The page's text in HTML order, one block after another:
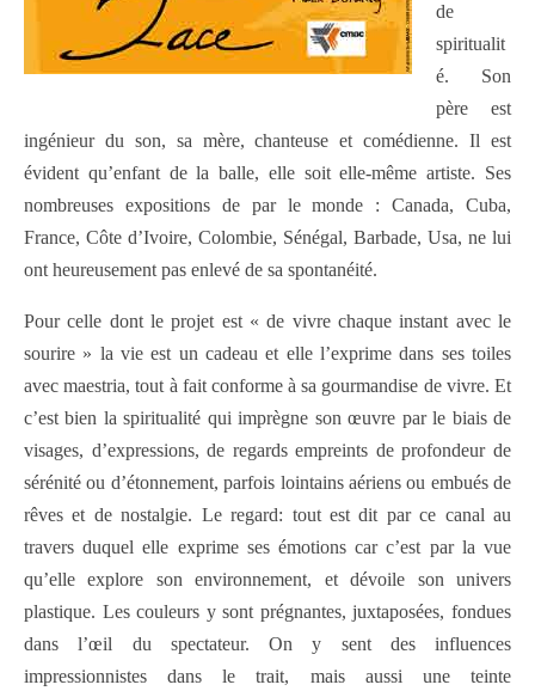
de
spiritualit
é. Son
père est
ingénieur du son, sa mère, chanteuse et comédienne. Il est
évident qu’enfant de la balle, elle soit elle-même artiste. Ses
nombreuses expositions de par le monde : Canada, Cuba,
France, Côte d’Ivoire, Colombie, Sénégal, Barbade, Usa, ne lui
ont heureusement pas enlevé de sa spontanéité.
Pour celle dont le projet est « de vivre chaque instant avec le
sourire » la vie est un cadeau et elle l’exprime dans ses toiles
avec maestria, tout à fait conforme à sa gourmandise de vivre. Et
c’est bien la spiritualité qui imprègne son œuvre par le biais de
visages, d’expressions, de regards empreints de profondeur de
sérénité ou d’étonnement, parfois lointains aériens ou embués de
rêves et de nostalgie. Le regard: tout est dit par ce canal au
travers duquel elle exprime ses émotions car c’est par la vue
qu’elle explore son environnement, et dévoile son univers
plastique. Les couleurs y sont prégnantes, juxtaposées, fondues
dans l’œil du spectateur. On y sent des influences
impressionnistes dans le trait, mais aussi une teinte